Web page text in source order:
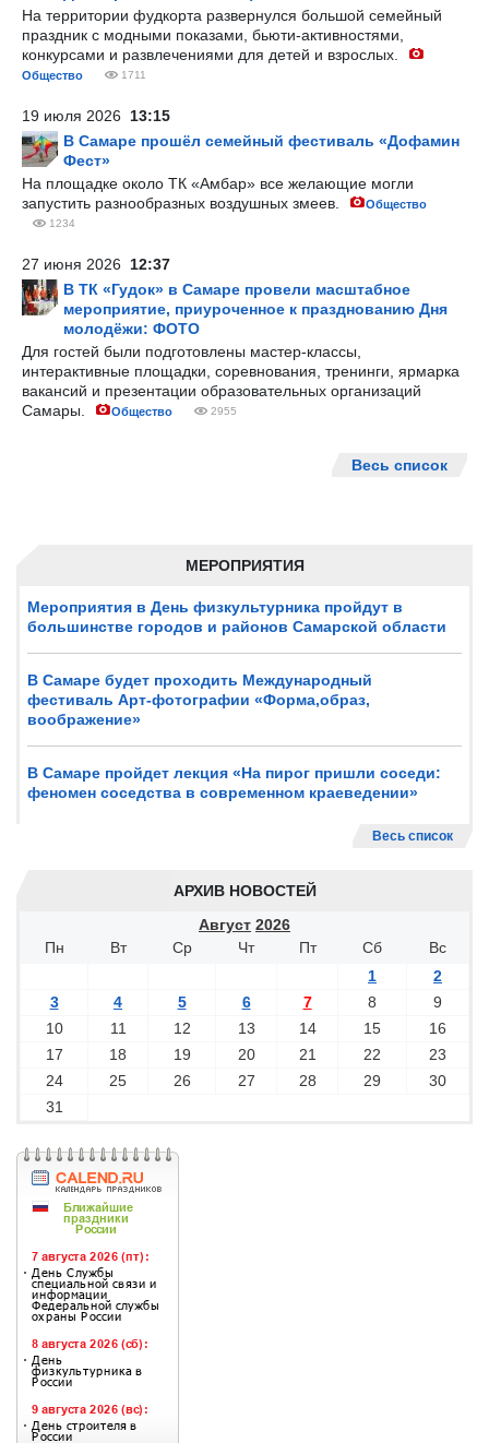
МЕРОПРИЯТИЯ
Мероприятия в День физкультурника пройдут в
большинстве городов и районов Самарской области
В Самаре будет проходить Международный
фестиваль Арт-фотографии «Форма,образ,
воображение»
В Самаре пройдет лекция «На пирог пришли соседи:
феномен соседства в современном краеведении»
Весь список
АРХИВ НОВОСТЕЙ
Август 2026
Пн
Вт Ср Чт Пт Сб
Вс
1
2
3
4 5 6 7 8
9
10
11 12 13 14 15
16
17
18 19 20 21 22
23
24
25 26 27 28 29
30
31
На территории фудкорта развернулся большой семейный
праздник с модными показами, бьюти-активностями,
конкурсами и развлечениями для детей и взрослых.
Общество 1711
19 июля 2026 13:15
В Самаре прошёл семейный фестиваль «Дофамин
Фест»
На площадке около ТК «Амбар» все желающие могли
запустить разнообразных воздушных змеев.
Общество
1234
27 июня 2026 12:37
В ТК «Гудок» в Самаре провели масштабное
мероприятие, приуроченное к празднованию Дня
молодёжи: ФОТО
Для гостей были подготовлены мастер-классы,
интерактивные площадки, соревнования, тренинги, ярмарка
вакансий и презентации образовательных организаций
Самары.
Общество 2955
Весь список